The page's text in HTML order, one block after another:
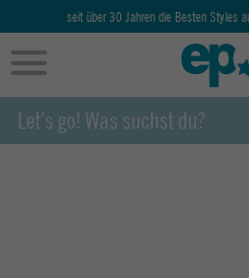
seit über 30 Jahren die Besten Styles